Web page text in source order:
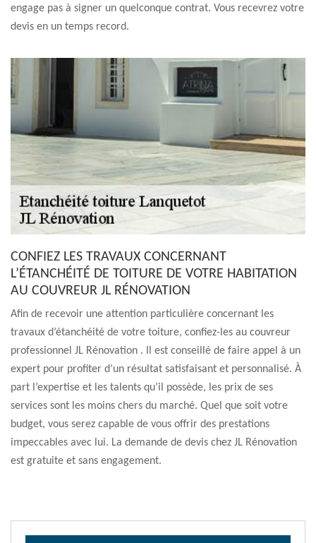
engage pas à signer un quelconque contrat. Vous recevrez votre
devis en un temps record.
CONFIEZ LES TRAVAUX CONCERNANT
L’ÉTANCHÉITÉ DE TOITURE DE VOTRE HABITATION
AU COUVREUR JL RÉNOVATION
Afin de recevoir une attention particulière concernant les
travaux d’étanchéité de votre toiture, confiez-les au couvreur
professionnel JL Rénovation . Il est conseillé de faire appel à un
expert pour profiter d’un résultat satisfaisant et personnalisé. À
part l’expertise et les talents qu’il possède, les prix de ses
services sont les moins chers du marché. Quel que soit votre
budget, vous serez capable de vous offrir des prestations
impeccables avec lui. La demande de devis chez JL Rénovation
est gratuite et sans engagement.